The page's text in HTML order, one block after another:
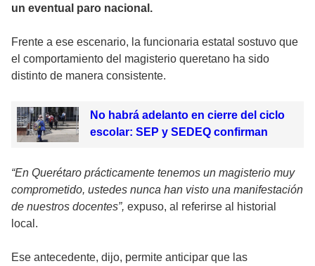
un eventual paro nacional.
Frente a ese escenario, la funcionaria estatal sostuvo que
el comportamiento del magisterio queretano ha sido
distinto de manera consistente.
No habrá adelanto en cierre del ciclo
escolar: SEP y SEDEQ confirman
“En Querétaro prácticamente tenemos un magisterio muy
comprometido, ustedes nunca han visto una manifestación
de nuestros docentes”, expuso, al referirse al historial
local.
Ese antecedente, dijo, permite anticipar que las